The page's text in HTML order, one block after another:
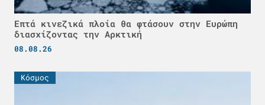
Επτά κινεζικά πλοία θα φτάσουν στην Ευρώπη
διασχίζοντας την Αρκτική
08.08.26
Κόσμος